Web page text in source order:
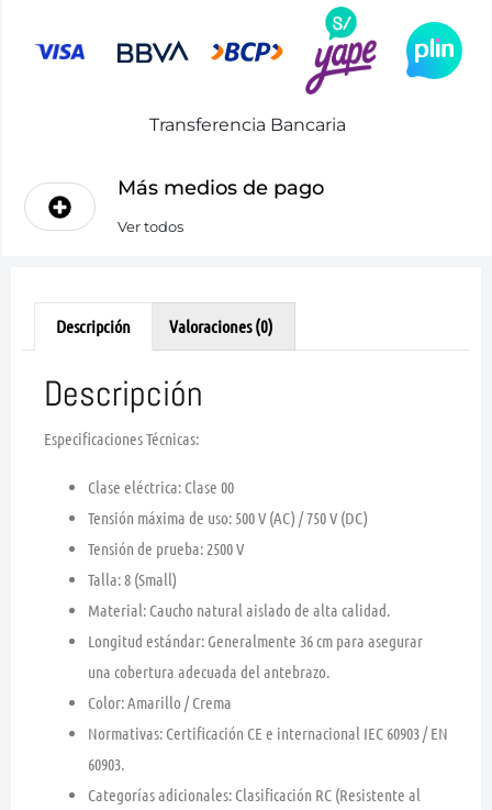
Transferencia Bancaria
Más medios de pago
Ver todos
Descripción Valoraciones (0)
Descripción
Especificaciones Técnicas:
Clase eléctrica: Clase 00
Tensión máxima de uso: 500 V (AC) / 750 V (DC)
Tensión de prueba: 2500 V
Talla:8 (Small)
Material: Caucho natural aislado de alta calidad.
Longitud estándar: Generalmente 36 cm para asegurar
una cobertura adecuada del antebrazo.
Color:Amarillo / Crema
Normativas: Certificación CE e internacional IEC 60903/EN
60903.
Categorías adicionales: Clasificación RC (Resistente al